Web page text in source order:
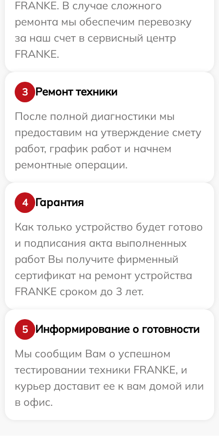
FRANKE. В случае сложного
ремонта мы обеспечим перевозку
за наш счет в сервисный центр
FRANKE.
3
Ремонт техники
После полной диагностики мы
предоставим на утверждение смету
работ, график работ и начнем
ремонтные операции.
4
Гарантия
Как только устройство будет готово
и подписания акта выполненных
работ Вы получите фирменный
сертификат на ремонт устройства
FRANKE сроком до 3 лет.
5
Информирование о готовности
Мы сообщим Вам о успешном
тестировании техники FRANKE, и
курьер доставит ее к вам домой или
в офис.